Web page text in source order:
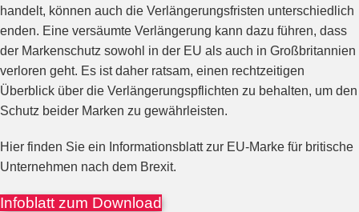
handelt, können auch die Verlängerungsfristen unterschiedlich
enden. Eine versäumte Verlängerung kann dazu führen, dass
der Markenschutz sowohl in der EU als auch in Großbritannien
verloren geht. Es ist daher ratsam, einen rechtzeitigen
Überblick über die Verlängerungspflichten zu behalten, um den
Schutz beider Marken zu gewährleisten.
Hier finden Sie ein Informationsblatt zur EU-Marke für britische
Unternehmen nach dem Brexit.
Infoblatt zum Download